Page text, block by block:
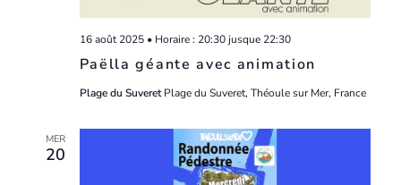
Paëlla géante avec animation
16 août 2025 • Horaire : 20:30jusque 22:30
Plage du SuveretPlage du Suveret, Théoule sur Mer, France
MER
20